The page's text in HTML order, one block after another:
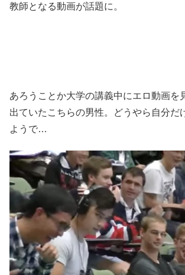
教師となる動画が話題に。
あろうことか大学の講義中にエロ動画を
出ていたこちらの男性。どうやら自分だ
ようで…